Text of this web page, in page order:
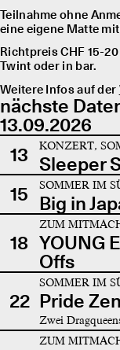
Teilnahme ohne
eine eigene Matte
Richtpreis CHF 15-
Twint oder in bar.
Weitere Infos auf der
nächste
13.09.2026
13
KONZERT,
Sleeper
15
SOMMER IM
Big in
18
ZUM
YOUNG
Offs
22
SOMMER IM
Pride
Zwei
ZUM